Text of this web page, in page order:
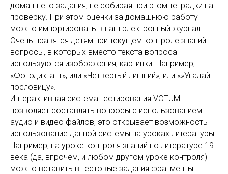
домашнего задания, не собирая при этом тетрадки на
проверку. При этом оценки за домашнюю работу
можно импортировать в наш электронный журнал.
Очень нравятся детям при текущем контроле знаний
вопросы, в которых вместо текста вопроса
используются изображения, картинки. Например,
«Фотодиктант», или «Четвертый лишний», или «»Угадай
пословицу».
Интерактивная система тестирования VOTUM
позволяет составлять вопросы с использованием
аудио и видео файлов, это открывает возможность
использование данной системы на уроках литературы.
Например, на уроке контроля знаний по литературе 19
века (да, впрочем, и любом другом уроке контроля)
можно вставить в тестовые задания фрагменты